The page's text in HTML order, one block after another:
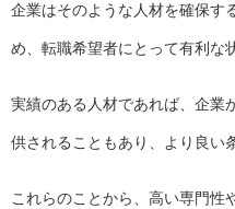
企業はそのような人材を確保す
め、転職希望者にとって有利な
実績のある人材であれば、企業
供されることもあり、より良い
これらのことから、高い専門性